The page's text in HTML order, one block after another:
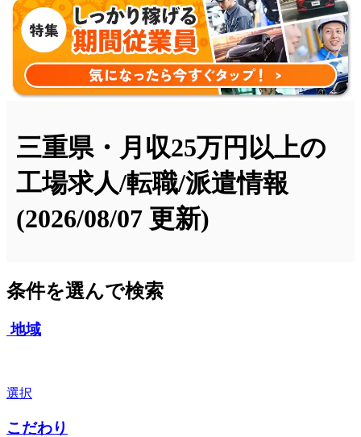
三重県・月収25万円以上の
工場求人/転職/派遣情報
(2026/08/07 更新)
条件を選んで検索
地域
選択
こだわり